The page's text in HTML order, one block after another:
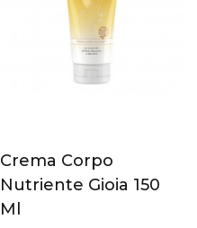
Crema Corpo
Nutriente Gioia 150
Ml